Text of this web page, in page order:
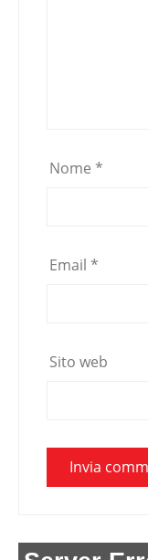
Nome *
Email *
Sito web